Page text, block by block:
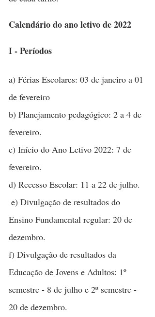
Calendário do ano letivo de 2022
I - Períodos
a) Férias Escolares: 03 de janeiro a 01
de fevereiro
b) Planejamento pedagógico: 2 a 4 de
fevereiro.
c) Início do Ano Letivo 2022: 7 de
fevereiro.
d) Recesso Escolar: 11 a 22 de julho.
Ensino Fundamental regular: 20 de
dezembro.
f) Divulgação de resultados da
Educação de Jovens e Adultos: 1º
semestre - 8 de julho e 2º semestre -
20 de dezembro.